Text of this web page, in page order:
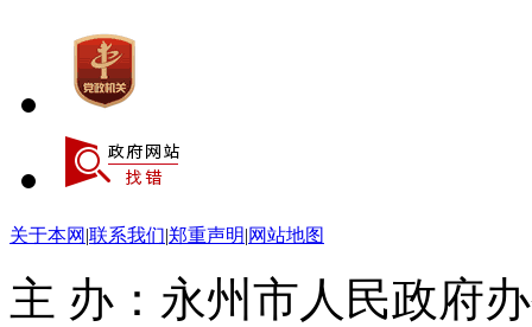
关于本网 |联系我们|郑重声明|网站地图
主 办：永州市人民政府